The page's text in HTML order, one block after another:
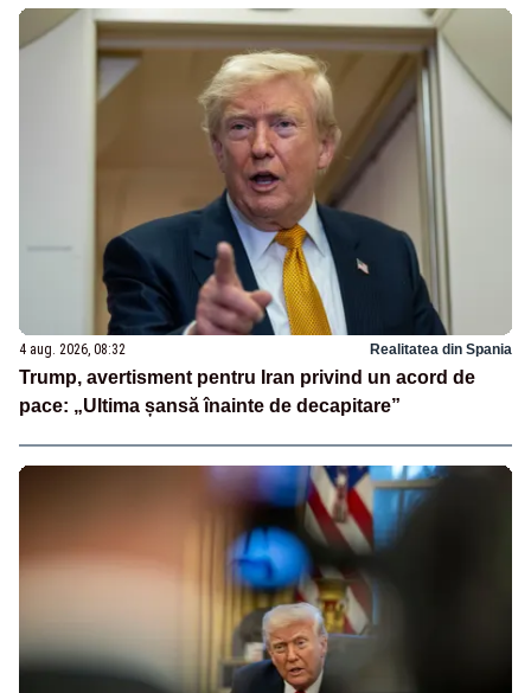
4 aug. 2026, 08:32 Realitatea din Spania
Trump, avertisment pentru Iran privind un acord de
pace: „Ultima șansă înainte de decapitare”